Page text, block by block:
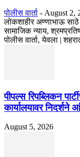
पोलीस वार्ता - August 2,
लोकशाहीर अण्णाभाऊ
सामाजिक न्याय,
पोलीस वार्ता, येवला |
पीपल्स रिपब्लिकन
कार्यालयावर निदर्शने
August 5, 2026